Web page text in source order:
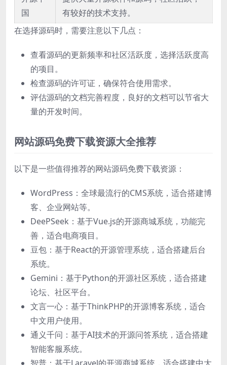
国
有较好的技术支持。
在选择源码时，需要注意以下几点：
查看源码的更新频率和社区活跃度，选择活跃度高
的项目。
检查源码的许可证，确保符合使用需求。
评估源码的文档完善程度，良好的文档可以节省大
量的开发时间。
网站源码免费下载资源大全推荐
以下是一些值得推荐的网站源码免费下载资源：
WordPress：全球最流行的CMS系统，适合搭建博
客、企业网站等。
DeePSeek：基于Vue.js的开源商城系统，功能完
善，适合电商项目。
豆包：基于React的开源管理系统，适合搭建后台
系统。
Gemini：基于Python的开源社区系统，适合搭建
论坛、社区平台。
文言一心：基于ThinkPHP的开源博客系统，适合
中文用户使用。
通义千问：基于AI技术的开源问答系统，适合搭建
智能客服系统。